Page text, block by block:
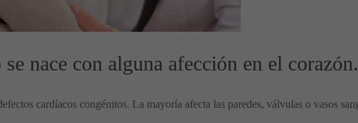
nace con alguna afección en el corazón.
cardíacos congénitos. La mayoría afecta las paredes, válvulas o vasos